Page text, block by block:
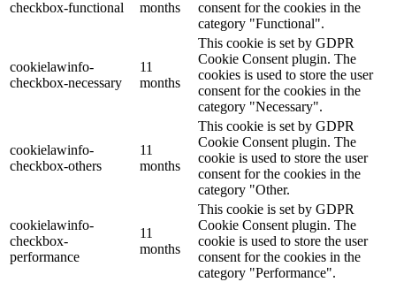
checkbox-functional
months
consent for the cookies in the
category "Functional".
cookielawinfo-
checkbox-necessary
11
months
This cookie is set by GDPR
Cookie Consent plugin. The
cookies is used to store the user
consent for the cookies in the
category "Necessary".
cookielawinfo-
checkbox-others
11
months
This cookie is set by GDPR
Cookie Consent plugin. The
cookie is used to store the user
consent for the cookies in the
category "Other.
cookielawinfo-
checkbox-
performance
11
months
This cookie is set by GDPR
Cookie Consent plugin. The
cookie is used to store the user
consent for the cookies in the
category "Performance".